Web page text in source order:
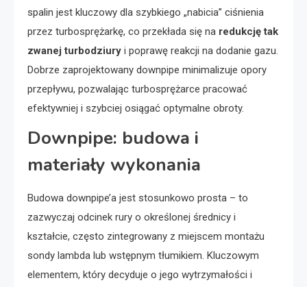
spalin jest kluczowy dla szybkiego „nabicia” ciśnienia
przez turbosprężarkę, co przekłada się na redukcję tak
zwanej turbodziury i poprawę reakcji na dodanie gazu.
Dobrze zaprojektowany downpipe minimalizuje opory
przepływu, pozwalając turbosprężarce pracować
efektywniej i szybciej osiągać optymalne obroty.
Downpipe: budowa i
materiały wykonania
Budowa downpipe’a jest stosunkowo prosta – to
zazwyczaj odcinek rury o określonej średnicy i
kształcie, często zintegrowany z miejscem montażu
sondy lambda lub wstępnym tłumikiem. Kluczowym
elementem, który decyduje o jego wytrzymałości i